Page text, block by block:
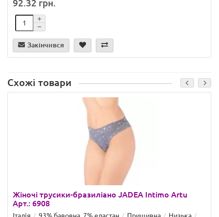
92.32 грн.
Закінчився
Схожі товари
Жіночі трусики-бразиліано JADEA Intimo Artu
Арт.: 6908